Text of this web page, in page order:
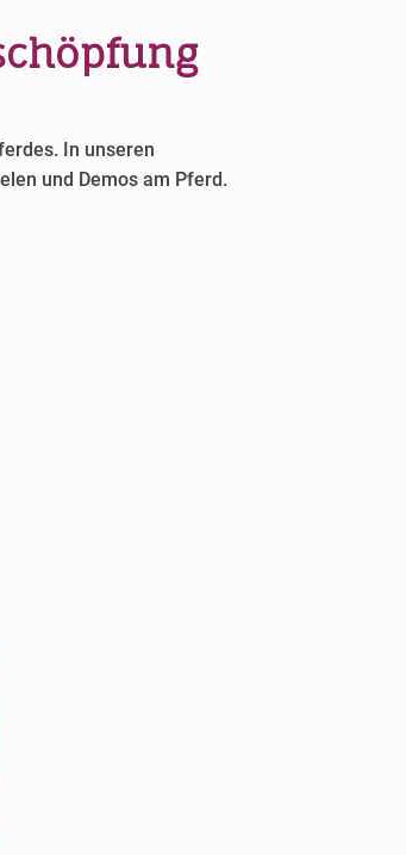
In unseren
und Demos am Pferd.